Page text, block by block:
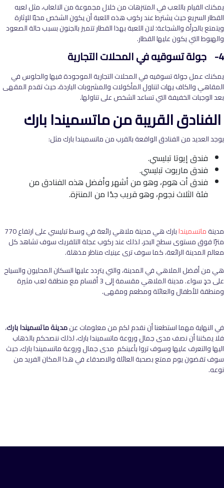
يمكنك القيام باللعب في المتنزهات من خلال مجموعة من الالعاب، مثل لعبه
القطار السريع حيث يشترط عند ركوب هذه اللعبة أن يكون الشخص محبًا للإثارة
ويتمتع بالجرأة والشجاعة؛ لان اللعبة بهذا القطار تتميز بالجنون بسبب حالة الصعود
والهبوط التي يكون عليها القطار.
4- جولة تسوقيه في المحلات التجارية
يمكنك عمل جولة تسوقيه في المحلات التجارية الموجودة فيها والجلوس في
المقاهي والكاف يهات لتناول المأكولات والمشروبات الباردة، حيث تقدم المقهى
بعد الوجبات الخفيفة التي تساعد الشخص على تناولها.
الفنادق القريبة من ماتسميندا بارك
يوجد العديد من الفنادق الواقعة بالقرب من ماتسميندا بارك مثل:
فندق إيوتا تبليسي.
فندق ماريوت تبليسي.
فندق أت هوم، وهو من أشهر وأفضل هذه الفنادق من
فئة الثلاث نجوم، وهو قريب جدًا من المنتزة.
مدينةماتسميندا
بارك هي مدينة ملاهي رائعة في وسط تبليسي على ارتفاع 770
مترًا فوق مستوى سطح البحر، لذلك عند ركوب عجلة التلفريك سوف تشاهد كل
معالم المدينة الرائعة، كما سوف ترى عينيك مناظر مذهلة.
هي من أفضل الملاهي في المدينة، والتي يتردد عليها السكان المحليون والسياح
على حدٍ سواء. مدينة الملاهي مقسمة إلى 3 أقسام مع منطقة لعب مثيرة
ومنطقة للأطفال والعائلة ومطعم ومقهى.
في النهاية مهما استطعنا أن نقدم لكم من معلومات عنمدينة ماتسميندا بارك،
فلا يمكننا أن نصف مدى جمال وروعة ماتسميندا بارك، لذلك ننصحكم بالذهاب
اليها والتعرف عليها وسوف تروا بأعينكم مدى جمال وروعة ماتسميندا بارك، حيث
سوف تقضون يوم ممتع بصحبة العائلة والاصدقاء في هذا المكان الفريد من
نوعه.